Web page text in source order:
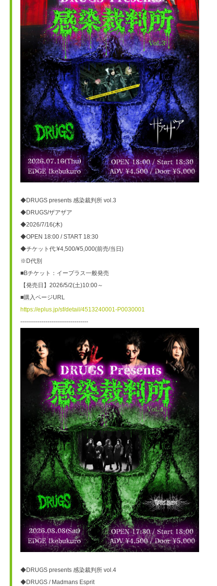
◆DRUGS presents 感染裁判所 vol.3
◆DRUGS/ザアザア
◆2026/7/16(木)
◆OPEN 18:00 / START 18:30
◆チケット代:¥4,500/¥5,000(前売/当日)
※D代別
■Bチケット：イープラス一般発売
【発売日】2026/5/2(土)10:00～
■購入ページURL
https://eplus.jp/sf/detail/4513240001-P0030001
-----------------------------------
◆DRUGS presents 感染裁判所 vol.4
◆DRUGS / Madmans Esprit